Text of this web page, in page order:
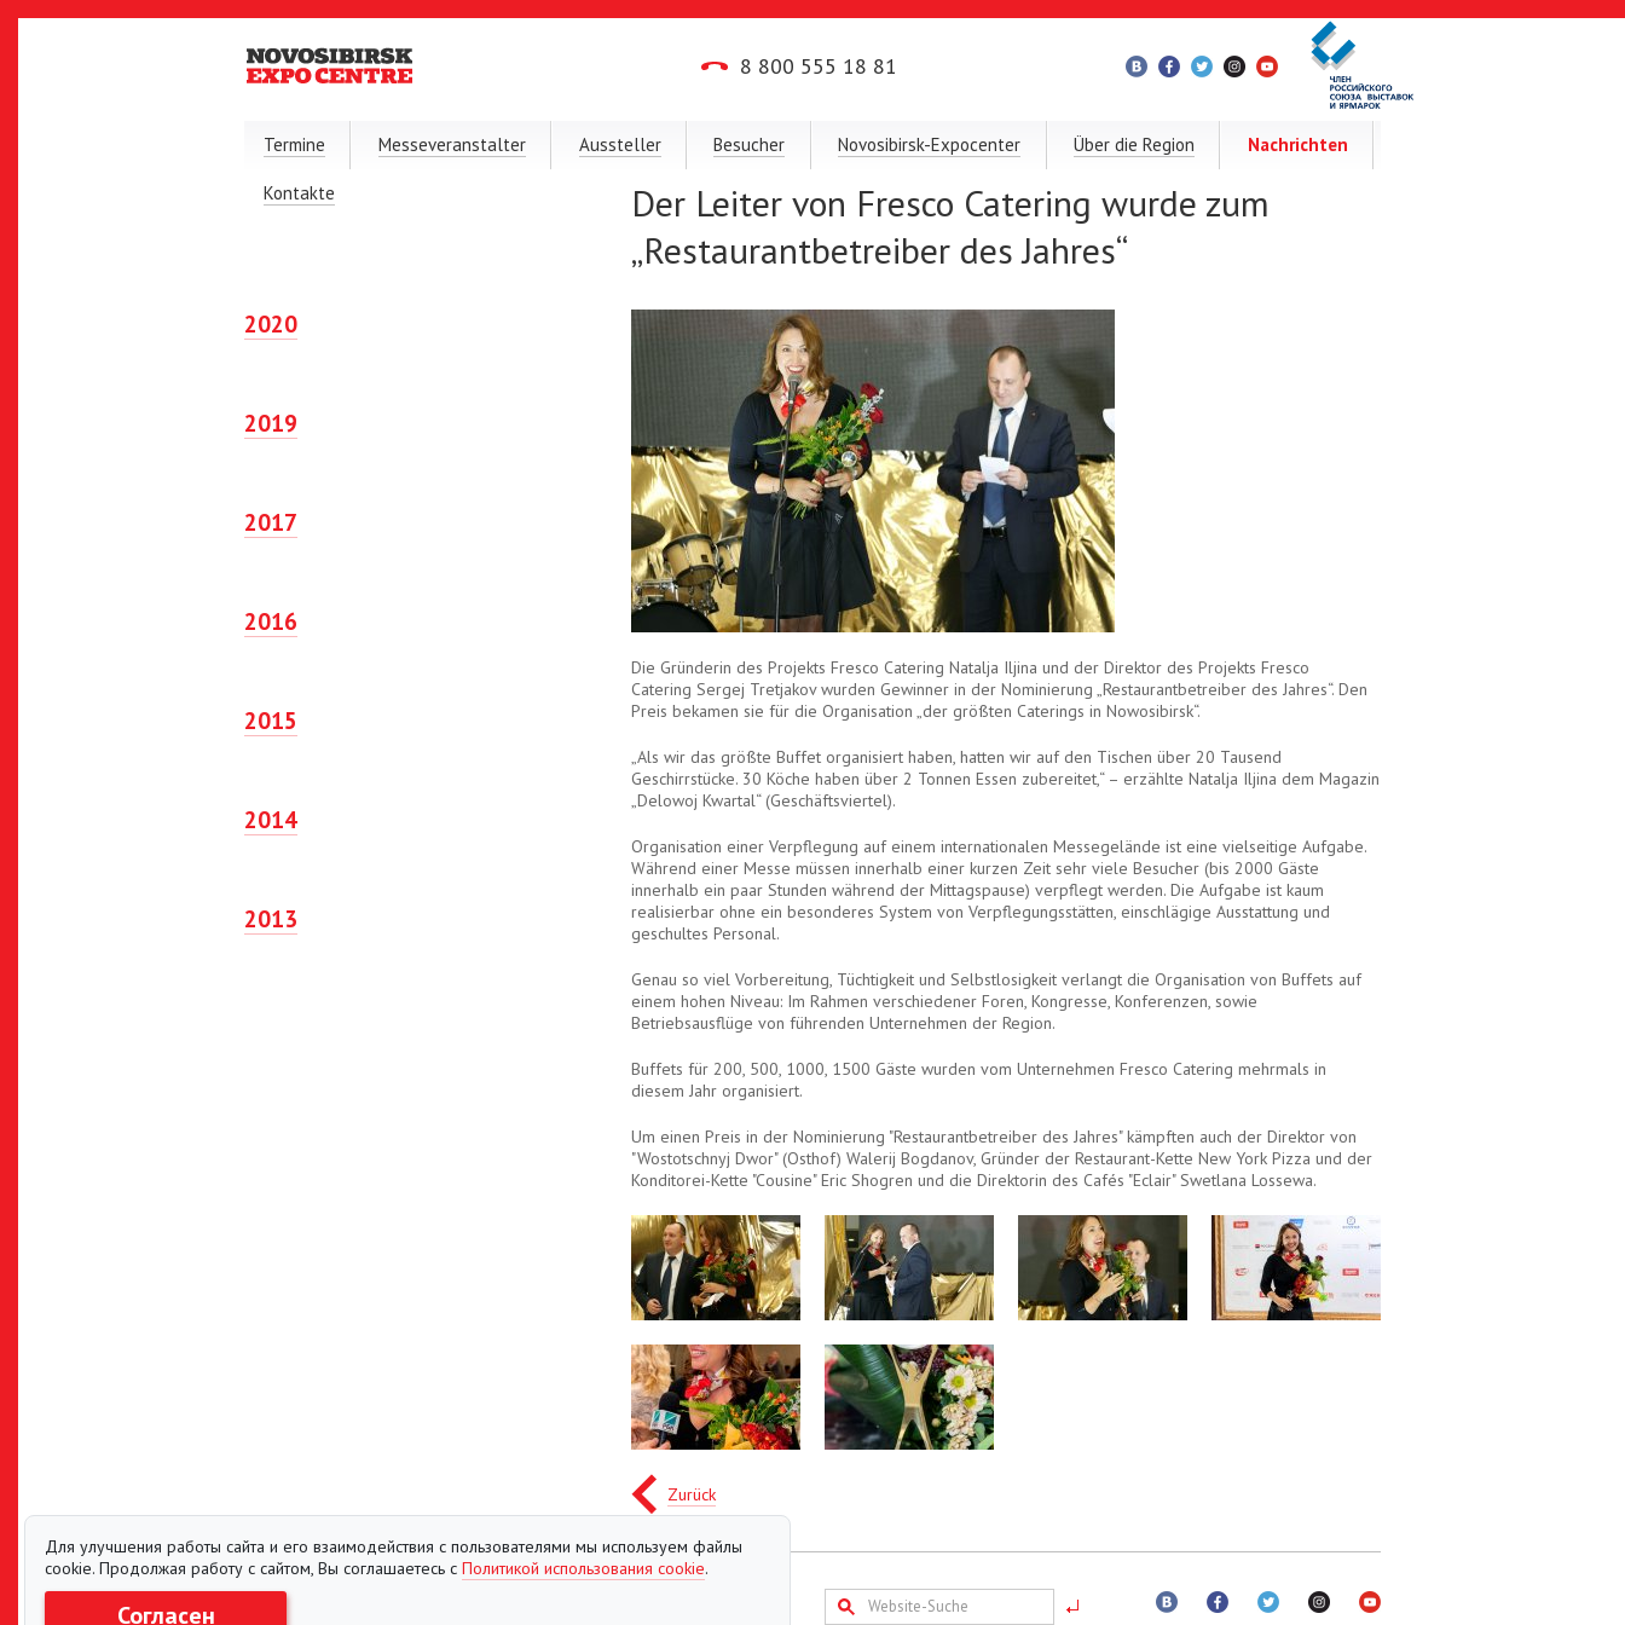
8 800 555 18 81
Termine Messeveranstalter Aussteller Besucher Novosibirsk-Expocenter Über die Region Nachrichten
Kontakte
Der Leiter von Fresco Catering wurde zum
„Restaurantbetreiber des Jahres“
2020
2019
2017
2016
2015
2014
2013
Die Gründerin des Projekts Fresco Catering Natalja Iljina und der Direktor des Projekts Fresco
Catering Sergej Tretjakov wurden Gewinner in der Nominierung „Restaurantbetreiber des Jahres“. Den
Preis bekamen sie für die Organisation „der größten Caterings in Nowosibirsk“.
„Als wir das größte Buffet organisiert haben, hatten wir auf den Tischen über 20 Tausend
Geschirrstücke. 30 Köche haben über 2 Tonnen Essen zubereitet,“ – erzählte Natalja Iljina dem Magazin
„Delowoj Kwartal“ (Geschäftsviertel).
Organisation einer Verpflegung auf einem internationalen Messegelände ist eine vielseitige Aufgabe.
Während einer Messe müssen innerhalb einer kurzen Zeit sehr viele Besucher (bis 2000 Gäste
innerhalb ein paar Stunden während der Mittagspause) verpflegt werden. Die Aufgabe ist kaum
realisierbar ohne ein besonderes System von Verpflegungsstätten, einschlägige Ausstattung und
geschultes Personal.
Genau so viel Vorbereitung, Tüchtigkeit und Selbstlosigkeit verlangt die Organisation von Buffets auf
einem hohen Niveau: Im Rahmen verschiedener Foren, Kongresse, Konferenzen, sowie
Betriebsausflüge von führenden Unternehmen der Region.
Buffets für 200, 500, 1000, 1500 Gäste wurden vom Unternehmen Fresco Catering mehrmals in
diesem Jahr organisiert.
Um einen Preis in der Nominierung "Restaurantbetreiber des Jahres" kämpften auch der Direktor von
"Wostotschnyj Dwor" (Osthof) Walerij Bogdanov, Gründer der Restaurant-Kette New York Pizza und der
Konditorei-Kette "Cousine" Eric Shogren und die Direktorin des Cafés "Eclair" Swetlana Lossewa.
Zurück
Для улучшения работы сайта и его взаимодействия с пользователями мы используем файлы
cookie. Продолжая работу с сайтом, Вы соглашаетесь с Политикой использования cookie.
Согласен
© 2013-2018